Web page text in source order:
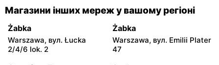
Cersanit
Brzeski 75
Cersanit
Łomianki, вул. Warszawska
185
Cersanit Cersanit
Магазини інших мереж у вашому регіоні
Żabka
Warszawa, вул. Łucka
2/4/6 lok. 2
Żabka
Warszawa, вул. Emilii Plater
47